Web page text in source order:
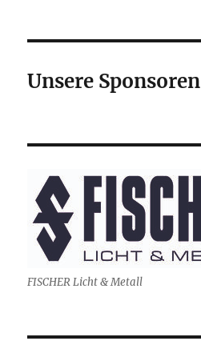
Unsere Sponsoren
FISCHER Licht & Metall